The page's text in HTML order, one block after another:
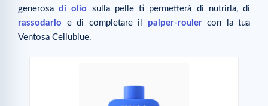
generosadi olio sulla pelle ti permetterà di nutrirla, di
rassodarlo e di completare il palper-roulercon la tua
Ventosa Cellublue.